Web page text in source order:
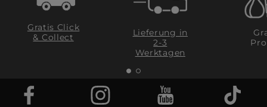
Gratis Click
& Collect
Lieferung in
2-3
Werktagen